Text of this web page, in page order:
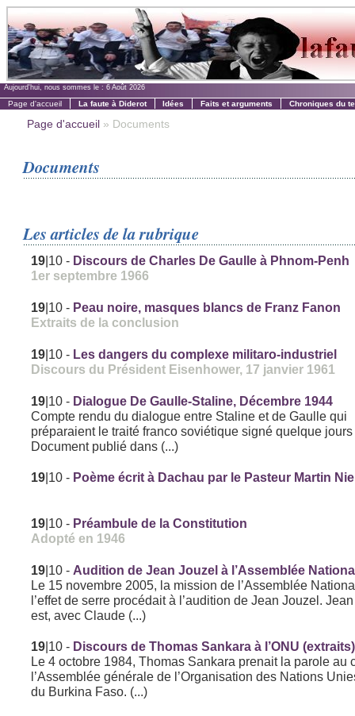
Aujourd'hui, nous sommes le : 6 Août 2026
Page d'accueil La faute à Diderot Idées Faits et arguments Chroniques du
Page d'accueil » Documents
Documents
Les articles de la rubrique
19 |10 - Discours de Charles De Gaulle à Phnom-Penh
1er septembre 1966
19 |10 - Peau noire, masques blancs de Franz Fanon
Extraits de la conclusion
19 |10 - Les dangers du complexe militaro-industriel
Discours du Président Eisenhower, 17 janvier 1961
19 |10 - Dialogue De Gaulle-Staline, Décembre 1944
Compte rendu du dialogue entre Staline et de Gaulle qui
préparaient le traité franco soviétique signé quelque
Document publié dans (...)
19 |10 - Poème écrit à Dachau par le Pasteur Martin
19 |10 - Préambule de la Constitution
Adopté en 1946
19 |10 - Audition de Jean Jouzel à l’Assemblée
Le 15 novembre 2005, la mission de l’Assemblée
l’effet de serre procédait à l’audition de Jean Jouzel.
est, avec Claude (...)
19 |10 - Discours de Thomas Sankara à l’ONU (extraits)
Le 4 octobre 1984, Thomas Sankara prenait la parole au
l’Assemblée générale de l’Organisation des Nations
du Burkina Faso. (...)